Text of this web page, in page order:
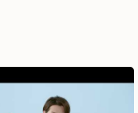
。
うぞよろしくお願い